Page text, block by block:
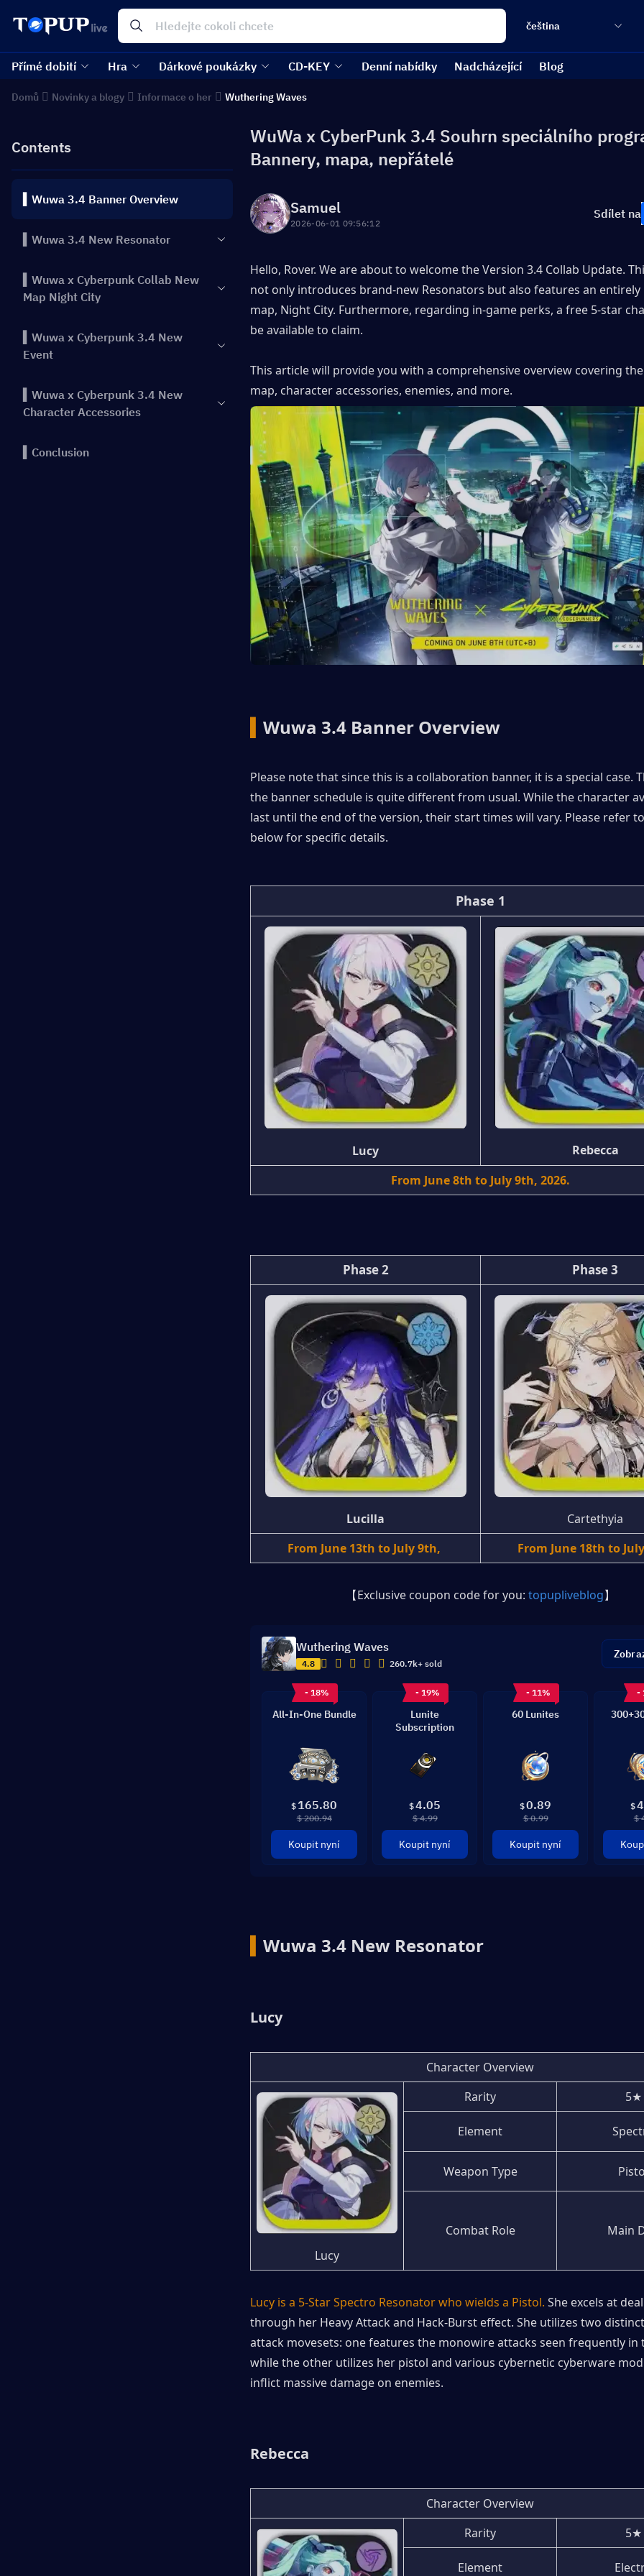
čeština
Přímé dobití Hra Dárkové poukázky CD-KEY Denní nabídky Nadcházející Blog
Domů Novinky a blogy Informace o her Wuthering Waves
Contents
▍Wuwa 3.4 Banner Overview
▍Wuwa 3.4 New Resonator
▍Wuwa x Cyberpunk Collab New
Map Night City
▍Wuwa x Cyberpunk 3.4 New
Event
▍Wuwa x Cyberpunk 3.4 New
Character Accessories
▍Conclusion
WuWa x CyberPunk 3.4 Souhrn speciálního
Bannery, mapa, nepřátelé
Samuel
2026-06-01 09:56:12
Sdílet na
Hello, Rover. We are about to welcome the Version 3.4 Collab Update.
not only introduces brand-new Resonators but also features an entirely
map, Night City. Furthermore, regarding in-game perks, a free 5-star
be available to claim.
This article will provide you with a comprehensive overview covering
map, character accessories, enemies, and more.
Wuwa 3.4 Banner Overview
Please note that since this is a collaboration banner, it is a special case.
the banner schedule is quite different from usual. While the character
last until the end of the version, their start times will vary. Please refer
below for specific details.
Phase 1
Lucy
Rebecca
From June 8th to July 9th, 2026.
Phase 2 Phase 3
Lucilla
Cartethyia
From June 13th to July 9th,
From June 18th to
【Exclusive coupon code for you: topupliveblog】
Wuthering Waves
4.8 260.7k+ sold
- 18%
All-In-One Bundle
$ 165.80
$ 200.94
Koupit nyní
- 19%
Lunite
Subscription
$4.05
$ 4.99
Koupit nyní
- 11%
60 Lunites
$0.89
$ 0.99
Koupit nyní
-
$
$
Wuwa 3.4 New Resonator
Lucy
Character Overview
Lucy
Rarity 5★
Element
Weapon Type
Combat Role Main
Lucy is a 5-Star Spectro Resonator who wields a Pistol. She excels at
through her Heavy Attack and Hack-Burst effect. She utilizes two
attack movesets: one features the monowire attacks seen frequently in
while the other utilizes her pistol and various cybernetic cyberware
inflict massive damage on enemies.
Rebecca
Character Overview
Rarity
5★
Element